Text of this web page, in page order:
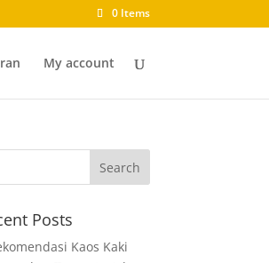
0 Items
My account
Posts
Kaos Kaki